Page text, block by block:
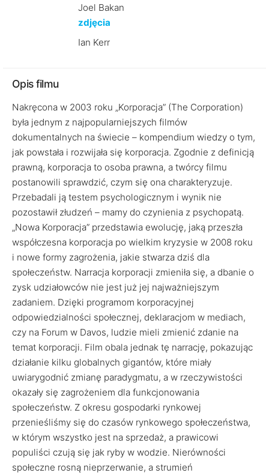
Joel Bakan
zdjęcia
Ian Kerr
Opis filmu
Nakręcona w 2003 roku „Korporacja” (The Corporation)
była jednym z najpopularniejszych filmów
dokumentalnych na świecie – kompendium wiedzy o tym,
jak powstała i rozwijała się korporacja. Zgodnie z definicją
prawną, korporacja to osoba prawna, a twórcy filmu
postanowili sprawdzić, czym się ona charakteryzuje.
Przebadali ją testem psychologicznym i wynik nie
pozostawił złudzeń – mamy do czynienia z psychopatą.
„Nowa Korporacja” przedstawia ewolucję, jaką przeszła
współczesna korporacja po wielkim kryzysie w 2008 roku
i nowe formy zagrożenia, jakie stwarza dziś dla
społeczeństw. Narracja korporacji zmieniła się, a dbanie o
zysk udziałowców nie jest już jej najważniejszym
zadaniem. Dzięki programom korporacyjnej
odpowiedzialności społecznej, deklaracjom w mediach,
czy na Forum w Davos, ludzie mieli zmienić zdanie na
temat korporacji. Film obala jednak tę narrację, pokazując
działanie kilku globalnych gigantów, które miały
uwiarygodnić zmianę paradygmatu, a w rzeczywistości
okazały się zagrożeniem dla funkcjonowania
społeczeństw. Z okresu gospodarki rynkowej
przenieśliśmy się do czasów rynkowego społeczeństwa,
w którym wszystko jest na sprzedaż, a prawicowi
populiści czują się jak ryby w wodzie. Nierówności
społeczne rosną nieprzerwanie, a strumień